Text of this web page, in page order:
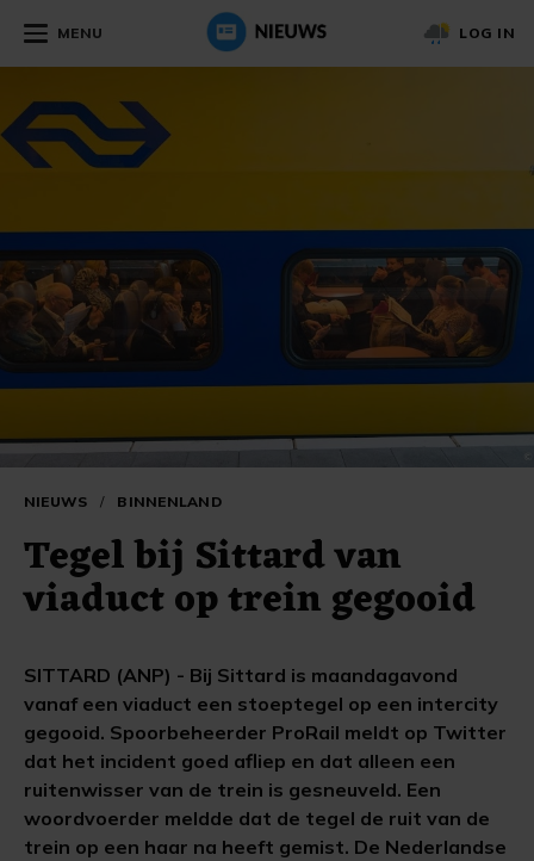
MENU LOG IN
NIEUWS / BINNENLAND
Tegel bij Sittard van
viaduct op trein gegooid
SITTARD (ANP) - Bij Sittard is maandagavond
vanaf een viaduct een stoeptegel op een intercity
gegooid. Spoorbeheerder ProRail meldt op Twitter
dat het incident goed afliep en dat alleen een
ruitenwisser van de trein is gesneuveld. Een
woordvoerder meldde dat de tegel de ruit van de
trein op een haar na heeft gemist. De Nederlandse